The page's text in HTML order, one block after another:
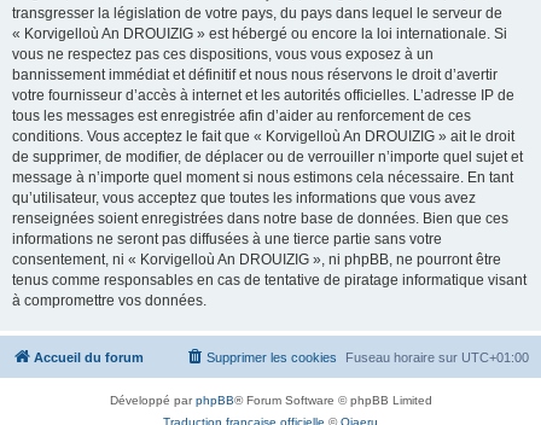
transgresser la législation de votre pays, du pays dans lequel le serveur de
« Korvigelloù An DROUIZIG » est hébergé ou encore la loi internationale. Si
vous ne respectez pas ces dispositions, vous vous exposez à un
bannissement immédiat et définitif et nous nous réservons le droit d’avertir
votre fournisseur d’accès à internet et les autorités officielles. L’adresse IP de
tous les messages est enregistrée afin d’aider au renforcement de ces
conditions. Vous acceptez le fait que « Korvigelloù An DROUIZIG » ait le droit
de supprimer, de modifier, de déplacer ou de verrouiller n’importe quel sujet et
message à n’importe quel moment si nous estimons cela nécessaire. En tant
qu’utilisateur, vous acceptez que toutes les informations que vous avez
renseignées soient enregistrées dans notre base de données. Bien que ces
informations ne seront pas diffusées à une tierce partie sans votre
consentement, ni « Korvigelloù An DROUIZIG », ni phpBB, ne pourront être
tenus comme responsables en cas de tentative de piratage informatique visant
à compromettre vos données.
Accueil du forum Fuseau horaire sur UTC+01:00
Supprimer les cookies
Développé parphpBB® Forum Software © phpBB Limited
Traduction française officielle ©Qiaeru